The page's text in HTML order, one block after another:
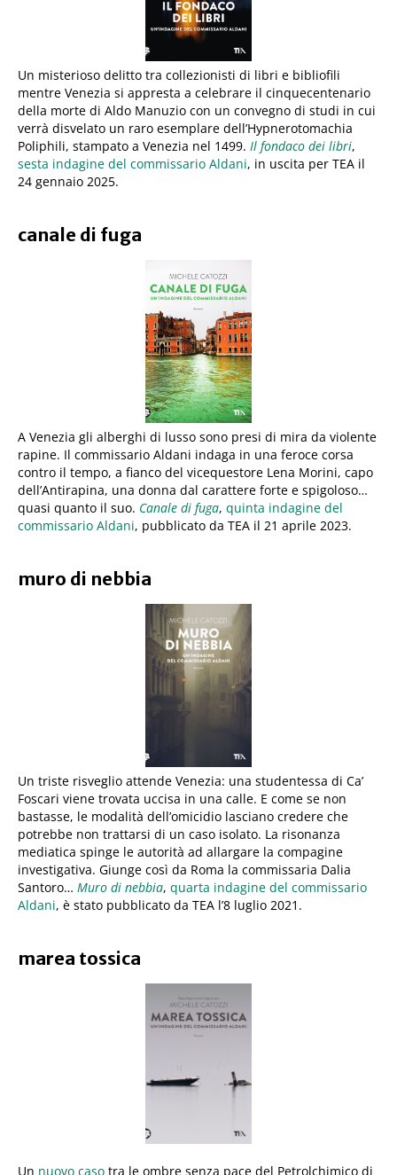
Un misterioso delitto tra collezionisti di libri e bibliofili
mentre Venezia si appresta a celebrare il cinquecentenario
della morte di Aldo Manuzio con un convegno di studi in cui
verrà disvelato un raro esemplare dell’Hypnerotomachia
Poliphili, stampato a Venezia nel 1499. Il fondaco dei libri,
sesta indagine del commissario Aldani, in uscita per TEA il
24 gennaio 2025.
canale di fuga
A Venezia gli alberghi di lusso sono presi di mira da violente
rapine. Il commissario Aldani indaga in una feroce corsa
contro il tempo, a fianco del vicequestore Lena Morini, capo
dell’Antirapina, una donna dal carattere forte e spigoloso…
quasi quanto il suo. Canale di fuga, quinta indagine del
commissario Aldani, pubblicato da TEA il 21 aprile 2023.
muro di nebbia
Un triste risveglio attende Venezia: una studentessa di Ca’
Foscari viene trovata uccisa in una calle. E come se non
bastasse, le modalità dell’omicidio lasciano credere che
potrebbe non trattarsi di un caso isolato. La risonanza
mediatica spinge le autorità ad allargare la compagine
investigativa. Giunge così da Roma la commissaria Dalia
Santoro… Muro di nebbia, quarta indagine del commissario
Aldani, è stato pubblicato da TEA l’8 luglio 2021.
marea tossica
Un nuovo caso tra le ombre senza pace del Petrolchimico di